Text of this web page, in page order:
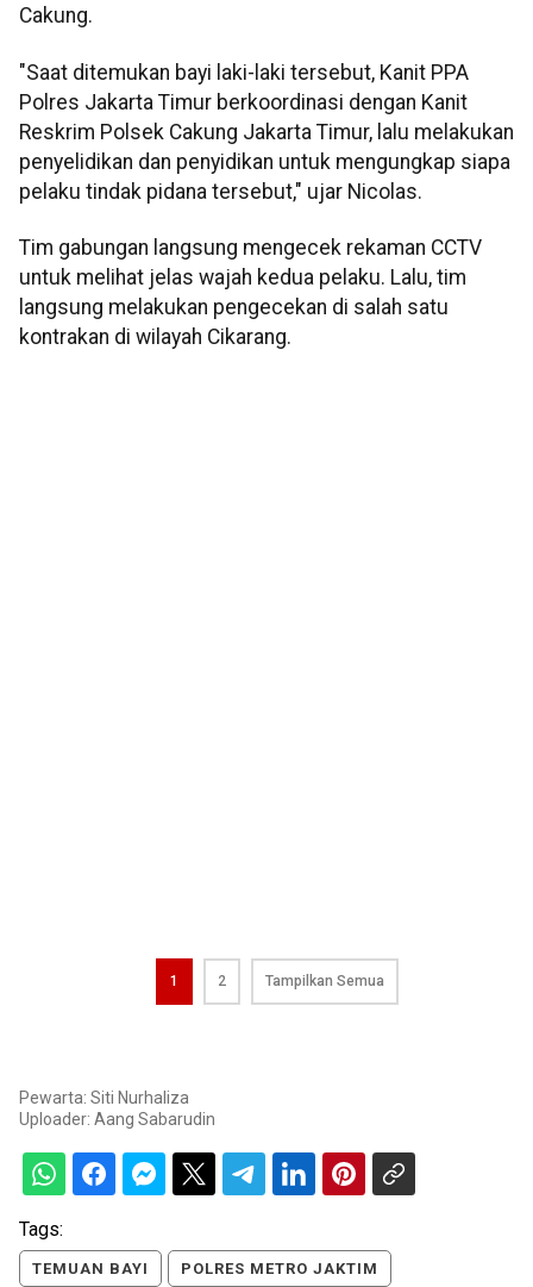
Cakung.
"Saat ditemukan bayi laki-laki tersebut, Kanit PPA
Polres Jakarta Timur berkoordinasi dengan Kanit
Reskrim Polsek Cakung Jakarta Timur, lalu melakukan
penyelidikan dan penyidikan untuk mengungkap siapa
pelaku tindak pidana tersebut," ujar Nicolas.
Tim gabungan langsung mengecek rekaman CCTV
untuk melihat jelas wajah kedua pelaku. Lalu, tim
langsung melakukan pengecekan di salah satu
kontrakan di wilayah Cikarang.
1 2 Tampilkan Semua
Pewarta: Siti Nurhaliza
Uploader: Aang Sabarudin
Tags:
TEMUAN BAYI POLRES METRO JAKTIM